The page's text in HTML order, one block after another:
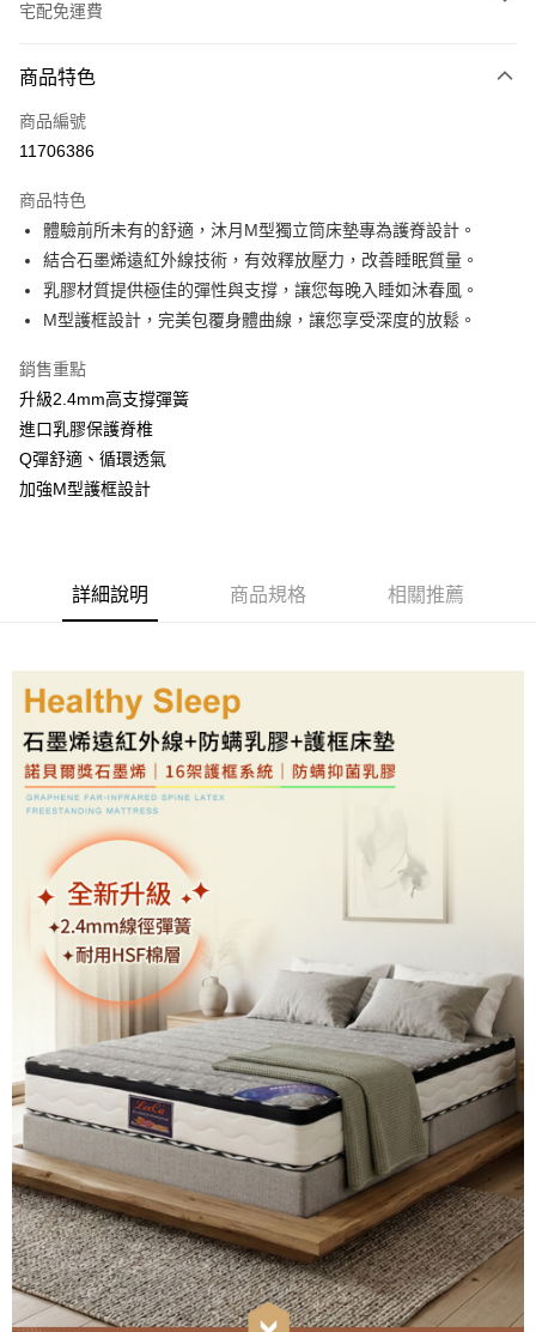
宅配免運費
信用卡一次付款
信用卡分期付款
合作金庫商業銀行
華南商業銀行
彰化商業銀行
上海商業儲蓄銀行
台北富邦商業銀行
國泰世華商業銀行
兆豐國際商業銀行
臺灣中小企業銀行
台中商業銀行
聯邦商業銀行
元大商業銀行
台新國際商業銀行
台灣樂天信用卡公司
LINE Pay
Apple Pay
街口支付
Google Pay
全盈+PAY
ATM付款
免運費
商品特色
商品編號
11706386
商品特色
體驗前所未有的舒適，沐月M型獨立筒床墊專為護脊設計。
結合石墨烯遠紅外線技術，有效釋放壓力，改善睡眠質量。
乳膠材質提供極佳的彈性與支撐，讓您每晚入睡如沐春風。
M型護框設計，完美包覆身體曲線，讓您享受深度的放鬆。
銷售重點
升級2.4mm高支撐彈簧
進口乳膠保護脊椎
Q彈舒適、循環透氣
加強M型護框設計
詳細說明 商品規格 相關推薦